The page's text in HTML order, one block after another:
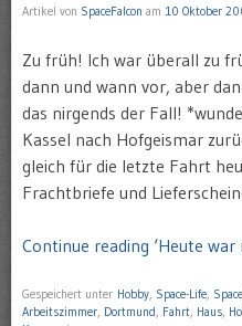
Artikel von SpaceFalcon am 10 Oktober
Zu früh! Ich war überall zu
dann und wann vor, aber
das nirgends der Fall!
Kassel nach Hofgeismar
gleich für die letzte Fahrt
Frachtbriefe und
Continue reading ‘Heute
Gespeichert unter Hobby, Space-Life,
Arbeitszimmer, Dortmund, Fahrt, Haus,